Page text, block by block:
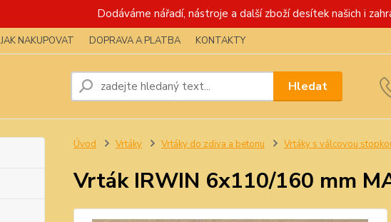
Dodáváme nářadí, nástroje a další zboží desítek našich i
JAK NAKUPOVAT DOPRAVA A PLATBA KONTAKTY
Hledat
Úvod Vrtáky Vrtáky do zdiva a betonu Vrtáky s válcovou
Vrták IRWIN 6x110/160 mm